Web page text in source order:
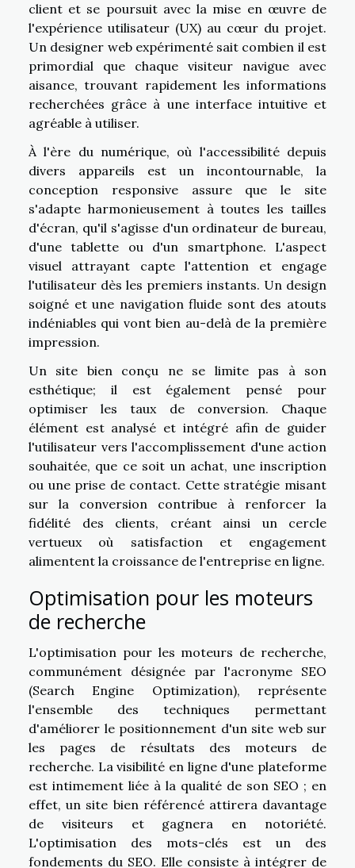
client et se poursuit avec la mise en œuvre de
l'expérience utilisateur (UX) au cœur du projet.
Un designer web expérimenté sait combien il est
primordial que chaque visiteur navigue avec
aisance, trouvant rapidement les informations
recherchées grâce à une interface intuitive et
agréable à utiliser.
À l'ère du numérique, où l'accessibilité depuis
divers appareils est un incontournable, la
conception responsive assure que le site
s'adapte harmonieusement à toutes les tailles
d'écran, qu'il s'agisse d'un ordinateur de bureau,
d'une tablette ou d'un smartphone. L'aspect
visuel attrayant capte l'attention et engage
l'utilisateur dès les premiers instants. Un design
soigné et une navigation fluide sont des atouts
indéniables qui vont bien au-delà de la première
impression.
Un site bien conçu ne se limite pas à son
esthétique; il est également pensé pour
optimiser les taux de conversion. Chaque
élément est analysé et intégré afin de guider
l'utilisateur vers l'accomplissement d'une action
souhaitée, que ce soit un achat, une inscription
ou une prise de contact. Cette stratégie misant
sur la conversion contribue à renforcer la
fidélité des clients, créant ainsi un cercle
vertueux où satisfaction et engagement
alimentent la croissance de l'entreprise en ligne.
Optimisation pour les moteurs
de recherche
L'optimisation pour les moteurs de recherche,
communément désignée par l'acronyme SEO
(Search Engine Optimization), représente
l'ensemble des techniques permettant
d'améliorer le positionnement d'un site web sur
les pages de résultats des moteurs de
recherche. La visibilité en ligne d'une plateforme
est intimement liée à la qualité de son SEO ; en
effet, un site bien référencé attirera davantage
de visiteurs et gagnera en notoriété.
L'optimisation des mots-clés est un des
fondements du SEO. Elle consiste à intégrer de